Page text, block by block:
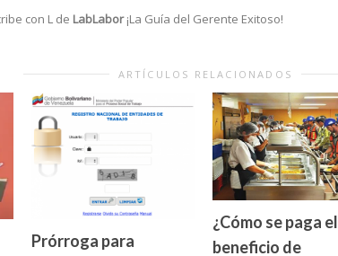
con L de LabLabor¡La Guía del Gerente Exitoso!
ARTÍCULOS RELACIONADOS
Prórroga para
¿Cómo se paga el
beneficio de